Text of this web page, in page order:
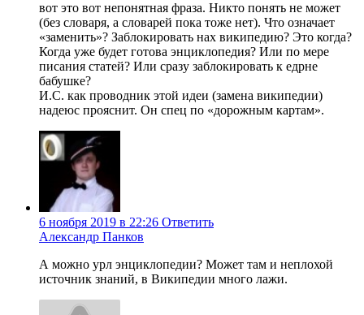
вот это вот непонятная фраза. Никто понять не может
(без словаря, а словарей пока тоже нет). Что означает
«заменить»? Заблокировать нах википедию? Это когда?
Когда уже будет готова энциклопедия? Или по мере
писания статей? Или сразу заблокировать к едрне
бабушке?
И.С. как проводник этой идеи (замена википедии)
надеюс прояснит. Он спец по «дорожным картам».
6 ноября 2019 в 22:26 Ответить
Александр Панков
А можно урл энциклопедии? Может там и неплохой
источник знаний, в Википедии много лажи.